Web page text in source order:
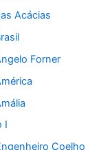
Acácias
Forner
I
Coelho